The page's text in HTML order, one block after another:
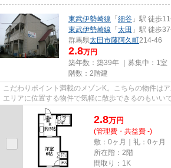
東武伊勢崎線 「 細谷 」駅 徒歩
東武伊勢崎線 「 太田 」駅 徒歩
群馬県太田市藤阿久町214-46
2.8万円
築年数：築39年 ｜募集中： 1室
階数：2階建
こだわりポイント満載のメゾンK。こちらの物件は
エリアに位置する物件で気軽に散歩できるのもいい
ることのできる通風良好な物件...
2.8万円
(管理費・共益費 -)
敷：0ヶ月｜礼：0ヶ月
所在階：2階
間取り：1K